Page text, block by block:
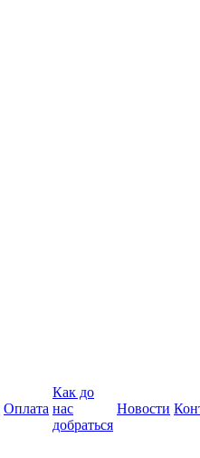
Оплата
Как до
нас
добраться
Новости